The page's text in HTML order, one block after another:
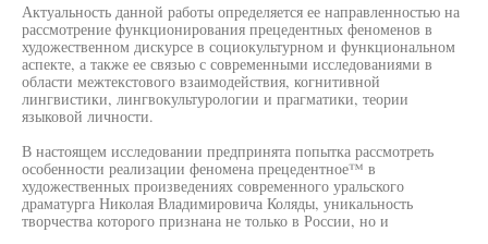
Актуальность данной работы определяется ее направленностью на
рассмотрение функционирования прецедентных феноменов в
художественном дискурсе в социокультурном и функциональном
аспекте, а также ее связью с современными исследованиями в
области межтекстового взаимодействия, когнитивной
лингвистики, лингвокультурологии и прагматики, теории
языковой личности.
В настоящем исследовании предпринята попытка рассмотреть
особенности реализации феномена прецедентное™ в
художественных произведениях современного уральского
драматурга Николая Владимировича Коляды, уникальность
творчества которого признана не только в России, но и